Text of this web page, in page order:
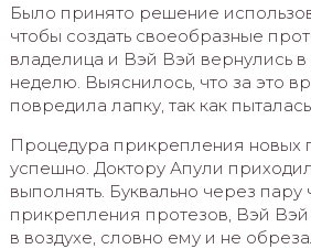
Было принято решение
чтобы создать своеобразные
владелица и Вэй Вэй вернулись в
неделю. Выяснилось, что за это
повредила лапку, так как
Процедура прикрепления новых
успешно. Доктору Апули
выполнять. Буквально через пару
прикрепления протезов, Вэй Вэй
в воздухе, словно ему и не